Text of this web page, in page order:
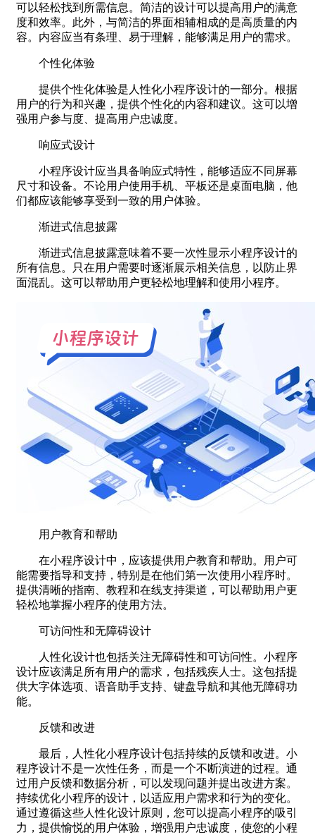
可以轻松找到所需信息。简洁的设计可以提高用户的满意
度和效率。此外，与简洁的界面相辅相成的是高质量的内
容。内容应当有条理、易于理解，能够满足用户的需求。
个性化体验
提供个性化体验是人性化小程序设计的一部分。根据
用户的行为和兴趣，提供个性化的内容和建议。这可以增
强用户参与度、提高用户忠诚度。
响应式设计
小程序设计应当具备响应式特性，能够适应不同屏幕
尺寸和设备。不论用户使用手机、平板还是桌面电脑，他
们都应该能够享受到一致的用户体验。
渐进式信息披露
渐进式信息披露意味着不要一次性显示小程序设计的
所有信息。只在用户需要时逐渐展示相关信息，以防止界
面混乱。这可以帮助用户更轻松地理解和使用小程序。
用户教育和帮助
在小程序设计中，应该提供用户教育和帮助。用户可
能需要指导和支持，特别是在他们第一次使用小程序时。
提供清晰的指南、教程和在线支持渠道，可以帮助用户更
轻松地掌握小程序的使用方法。
可访问性和无障碍设计
人性化设计也包括关注无障碍性和可访问性。小程序
设计应该满足所有用户的需求，包括残疾人士。这包括提
供大字体选项、语音助手支持、键盘导航和其他无障碍功
能。
反馈和改进
最后，人性化小程序设计包括持续的反馈和改进。小
程序设计不是一次性任务，而是一个不断演进的过程。通
过用户反馈和数据分析，可以发现问题并提出改进方案。
持续优化小程序的设计，以适应用户需求和行为的变化。
通过遵循这些人性化设计原则，您可以提高小程序的吸引
力，提供愉悦的用户体验，增强用户忠诚度，使您的小程